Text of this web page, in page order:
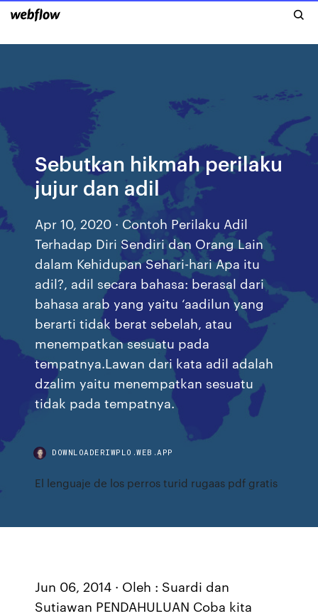
Sebutkan hikmah perilaku
jujur dan adil
Apr 10, 2020 · Contoh Perilaku Adil
Terhadap Diri Sendiri dan Orang Lain
dalam Kehidupan Sehari-hari Apa itu
adil?, adil secara bahasa: berasal dari
bahasa arab yang yaitu ‘aadilun yang
berarti tidak berat sebelah, atau
menempatkan sesuatu pada
tempatnya.Lawan dari kata adil adalah
dzalim yaitu menempatkan sesuatu
tidak pada tempatnya.
DOWNLOADERIWPLO.WEB.APP
El lenguaje de los perros turid rugaas pdf gratis
Jun 06, 2014 · Oleh : Suardi dan
Sutiawan PENDAHULUAN Coba kita